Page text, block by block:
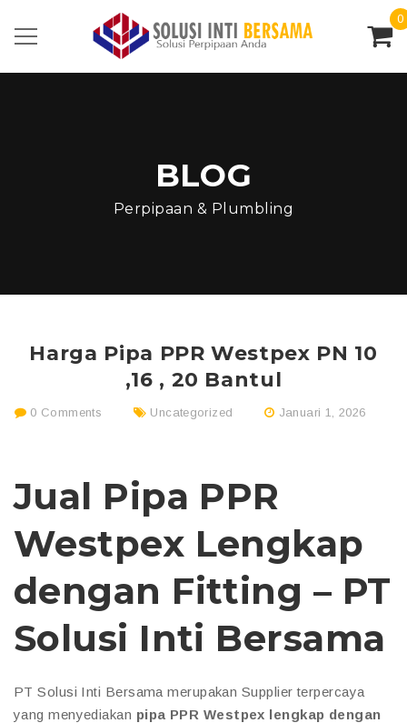
0
BLOG
Perpipaan & Plumbling
Harga Pipa PPR Westpex PN 10
,16 , 20 Bantul
0 Comments Uncategorized Januari 1, 2026
Jual Pipa PPR
Westpex Lengkap
dengan Fitting – PT
Solusi Inti Bersama
PT Solusi Inti Bersama merupakan Supplier terpercaya
yang menyediakan pipa PPR Westpex lengkap dengan